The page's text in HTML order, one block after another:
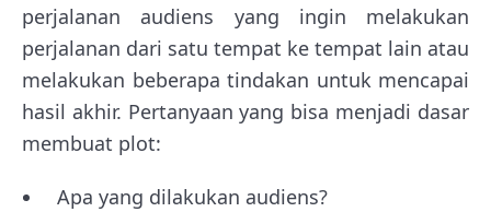
perjalanan audiens yang ingin melakukan
perjalanan dari satu tempat ke tempat lain atau
melakukan beberapa tindakan untuk mencapai
hasil akhir. Pertanyaan yang bisa menjadi dasar
membuat plot:
Apa yang dilakukan audiens?